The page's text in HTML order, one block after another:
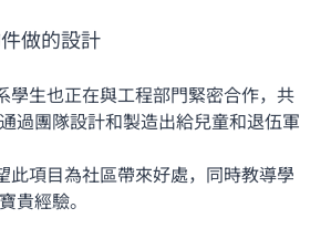
做的設計
學生也正在與工程部門緊密合作，共
過團隊設計和製造出給兒童和退伍軍
項目為社區帶來好處，同時教導學
貴經驗。